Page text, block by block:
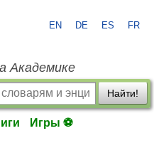
EN DE ES FR
Академике
Найти!
Игры ⚽